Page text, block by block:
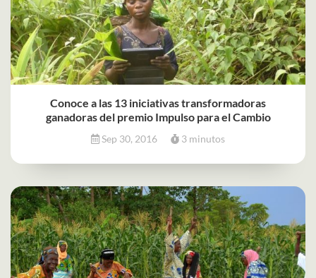
Conoce a las 13 iniciativas transformadoras
ganadoras del premio Impulso para el Cambio
Sep 30, 2016 3 minutos